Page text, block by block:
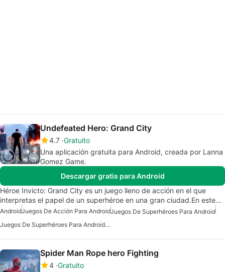
Undefeated Hero: Grand City
4.7 Gratuito
Una aplicación gratuita para Android, creada por Lanna
Gomez Game.
Descargar gratis para Android
Héroe Invicto: Grand City es un juego lleno de acción en el que
interpretas el papel de un superhéroe en una gran ciudad.En este…
AndroidJuegos De Acción Para AndroidJuegos De Superhéroes Para Android
Juegos De Superhéroes Para Android Gratis
Spider Man Rope hero Fighting
4 Gratuito